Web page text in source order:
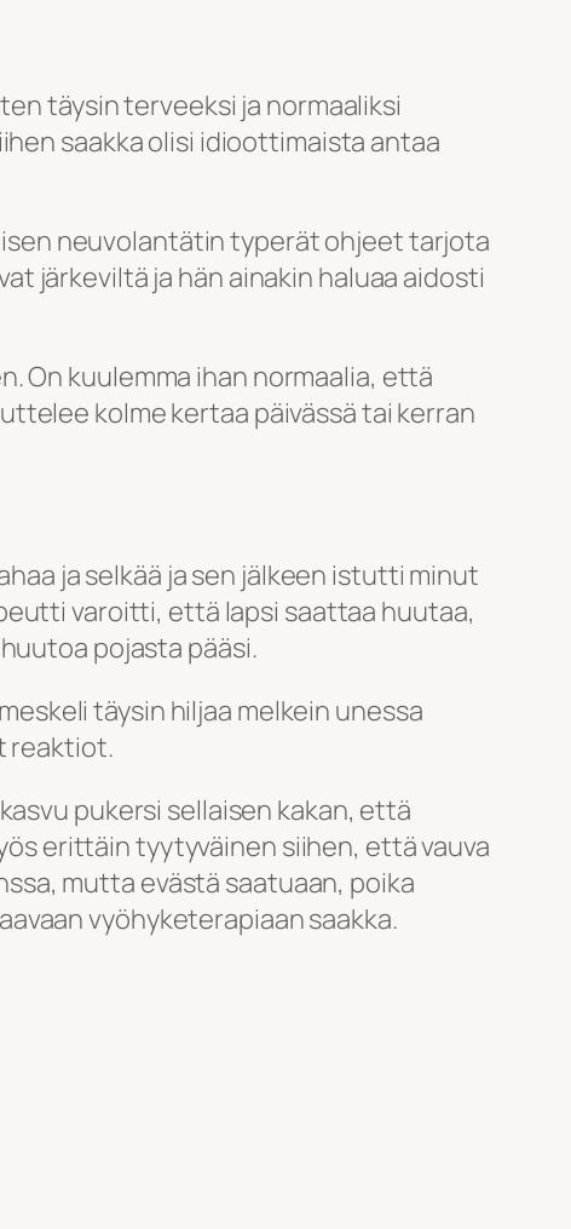
täysin terveeksi ja normaaliksi
saakka olisi idioottimaista antaa
neuvolantätin typerät ohjeet tarjota
järkeviltä ja hän ainakin haluaa aidosti
On kuulemma ihan normaalia, että
kolme kertaa päivässä tai kerran
ja selkää ja sen jälkeen istutti minut
varoitti, että lapsi saattaa huutaa,
pojasta pääsi.
täysin hiljaa melkein unessa
reaktiot.
pukersi sellaisen kakan, että
erittäin tyytyväinen siihen, että vauva
mutta evästä saatuaan, poika
vyöhyketerapiaan saakka.